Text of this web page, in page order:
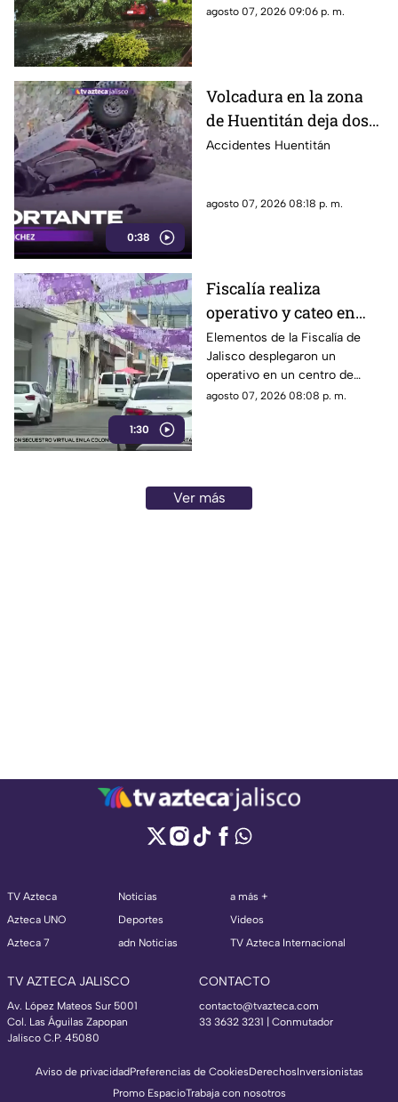
puntos de Guadalajara y
agosto 07, 2026 09:06 p. m.
0:38
Volcadura en la zona
de Huentitán deja dos
personas heridas
Accidentes Huentitán
agosto 07, 2026 08:18 p. m.
1:30
Fiscalía realiza
operativo y cateo en
anexo de la colonia
Olímpica en
Guadalajara
Elementos de la Fiscalía de
Jalisco desplegaron un
operativo en un centro de
rehabilitación de la colonia
agosto 07, 2026 08:08 p. m.
Ver más
TV Azteca
Azteca UNO
Azteca 7
Noticias
Deportes
adn Noticias
a más +
Videos
TV Azteca Internacional
TV AZTECA JALISCO
Av. López Mateos Sur 5001
Col. Las Águilas Zapopan
Jalisco C.P. 45080
CONTACTO
contacto@tvazteca.com
33 3632 3231 | Conmutador
Aviso de privacidadPreferencias de CookiesDerechosInversionistas
Promo EspacioTrabaja con nosotros